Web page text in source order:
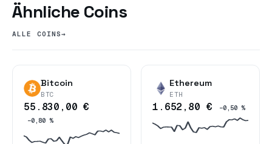
Ähnliche Coins
ALLE COINS→
Bitcoin
BTC
55.830,00 €
−0,80 %
Ethereum
ETH
1.652,80 € −0,50 %